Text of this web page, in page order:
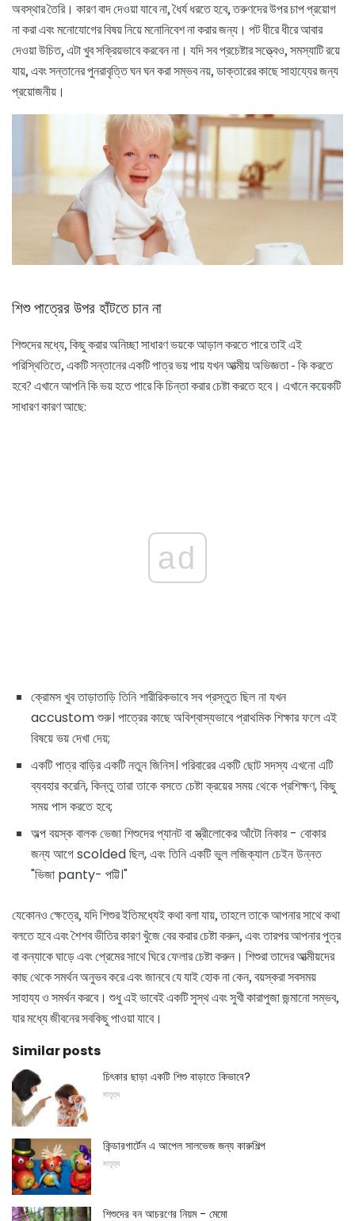
অবস্থার তৈরি। কারণ বাদ দেওয়া যাবে না, ধৈর্য ধরতে হবে, তরুণদের উপর চাপ প্রয়োগ
না করা এবং মনোযোগের বিষয় নিয়ে মনোনিবেশ না করার জন্য। পট ধীরে ধীরে আবার
দেওয়া উচিত, এটা খুব সক্রিয়ভাবে করবেন না। যদি সব প্রচেষ্টার সত্ত্বেও, সমস্যাটি রয়ে
যায়, এবং সন্তানের পুনরাবৃত্তি ঘন ঘন করা সম্ভব নয়, ডাক্তারের কাছে সাহায্যের জন্য
প্রয়োজনীয়।
শিশু পাত্রের উপর হাঁটতে চান না
শিশুদের মধ্যে, কিছু করার অনিচ্ছা সাধারণ ভয়কে আড়াল করতে পারে তাই এই
পরিস্থিতিতে, একটি সন্তানের একটি পাত্র ভয় পায় যখন আত্মীয় অভিজ্ঞতা - কি করতে
হবে? এখানে আপনি কি ভয় হতে পারে কি চিন্তা করার চেষ্টা করতে হবে। এখানে কয়েকটি
সাধারণ কারণ আছে:
ad
ক্রোমস খুব তাড়াতাড়ি তিনি শারীরিকভাবে সব প্রস্তুত ছিল না যখন
accustom শুরু। পাত্রের কাছে অবিশ্বাস্যভাবে প্রাথমিক শিক্ষার ফলে এই
বিষয়ে ভয় দেখা দেয়;
একটি পাত্র বাড়ির একটি নতুন জিনিস। পরিবারের একটি ছোট সদস্য এখনো এটি
ব্যবহার করেনি, কিন্তু তারা তাকে বসতে চেষ্টা ক্রয়ের সময় থেকে প্রশিক্ষণ, কিছু
সময় পাস করতে হবে;
অল্প বয়স্ক বালক ভেজা শিশুদের প্যানট বা স্ত্রীলোকের আঁটো নিকার - বোকার
জন্য আগে scolded ছিল, এবং তিনি একটি ভুল লজিক্যাল চেইন উন্নত
"ভিজা panty- পট্টি।"
যেকোনও ক্ষেত্রে, যদি শিশুর ইতিমধ্যেই কথা বলা যায়, তাহলে তাকে আপনার সাথে কথা
বলতে হবে এবং শৈশব ভীতির কারণ খুঁজে বের করার চেষ্টা করুন, এবং তারপর আপনার পুত্র
বা কন্যাকে ঘাড়ে এবং প্রেমের সাথে ঘিরে ফেলার চেষ্টা করুন। শিশুরা তাদের আত্মীয়দের
কাছ থেকে সমর্থন অনুভব করে এবং জানবে যে যাই হোক না কেন, বয়স্করা সবসময়
সাহায্য ও সমর্থন করবে। শুধু এই ভাবেই একটি সুস্থ এবং সুখী কারাপুজা জন্মানো সম্ভব,
যার মধ্যে জীবনের সবকিছু পাওয়া যাবে।
Similar posts
চিৎকার ছাড়া একটি শিশু বাড়াতে কিভাবে?
মাতৃত্ব
কিন্ডারগার্টেন এ আপেল সালভেজ জন্য কারুশিল্প
মাতৃত্ব
শিশুদের বন আচরণের নিয়ম - মেমো